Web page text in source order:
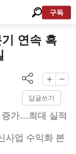
구독
연속 흑
답글쓰기
증가…최대 실적
사업 수익화 본